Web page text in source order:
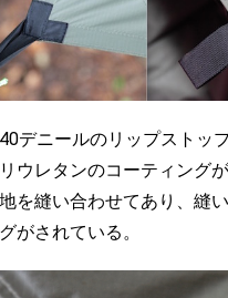
デニールのリップストッ
ウレタンのコーティング
を縫い合わせてあり、縫
がされている。